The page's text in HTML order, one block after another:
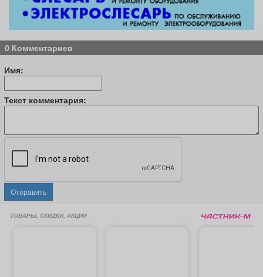
0 Комментариев
Имя:
Текст комментария:
Отправить
ТОВАРЫ, СКИДКИ, АКЦИИ